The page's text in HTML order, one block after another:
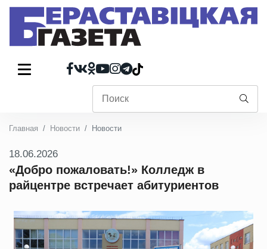
Главная Новости Новости
18.06.2026
«Добро пожаловать!» Колледж в
райцентре встречает абитуриентов